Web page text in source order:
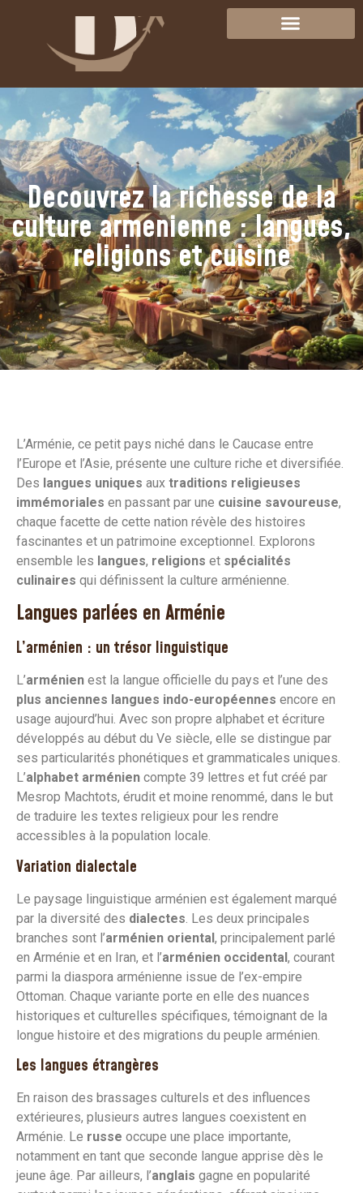
Decouvrez la richesse de la
culture armenienne : langues,
religions et cuisine
L’Arménie, ce petit pays niché dans le Caucase entre
l’Europe et l’Asie, présente une culture riche et diversifiée.
Des langues uniques aux traditions religieuses
immémoriales en passant par une cuisine savoureuse,
chaque facette de cette nation révèle des histoires
fascinantes et un patrimoine exceptionnel. Explorons
ensemble les langues, religions et spécialités
culinaires qui définissent la culture arménienne.
Langues parlées en Arménie
L’arménien : un trésor linguistique
L’arménien est la langue officielle du pays et l’une des
plus anciennes langues indo-européennes encore en
usage aujourd’hui. Avec son propre alphabet et écriture
développés au début du Ve siècle, elle se distingue par
ses particularités phonétiques et grammaticales uniques.
L’alphabet arménien compte 39 lettres et fut créé par
Mesrop Machtots, érudit et moine renommé, dans le but
de traduire les textes religieux pour les rendre
accessibles à la population locale.
Variation dialectale
Le paysage linguistique arménien est également marqué
par la diversité des dialectes . Les deux principales
branches sont l’arménien oriental, principalement parlé
en Arménie et en Iran, et l’arménien occidental, courant
parmi la diaspora arménienne issue de l’ex-empire
Ottoman. Chaque variante porte en elle des nuances
historiques et culturelles spécifiques, témoignant de la
longue histoire et des migrations du peuple arménien.
Les langues étrangères
En raison des brassages culturels et des influences
extérieures, plusieurs autres langues coexistent en
Arménie. Le russe occupe une place importante,
notamment en tant que seconde langue apprise dès le
jeune âge. Par ailleurs, l’anglais gagne en popularité